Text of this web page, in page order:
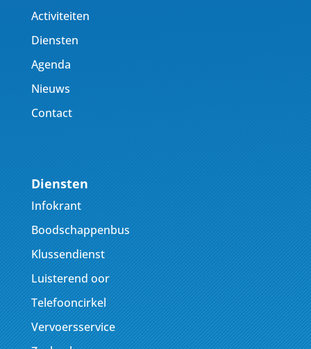
Activiteiten
Diensten
Agenda
Nieuws
Contact
Diensten
Infokrant
Boodschappenbus
Klussendienst
Luisterend oor
Telefooncirkel
Vervoersservice